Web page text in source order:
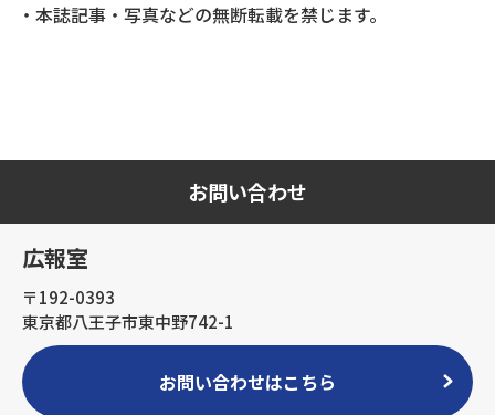
・本誌記事・写真などの無断転載を禁じます。
お問い合わせ
広報室
〒192-0393
東京都八王子市東中野742-1
お問い合わせはこちら